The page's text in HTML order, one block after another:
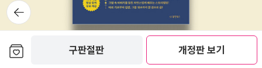
구판절판 개정판 보기
뒤로가
기